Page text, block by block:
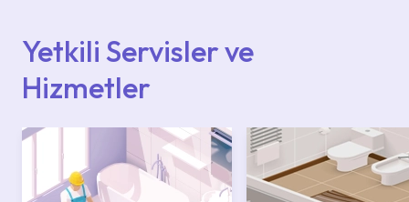
Yetkili Servisler ve
Hizmetler